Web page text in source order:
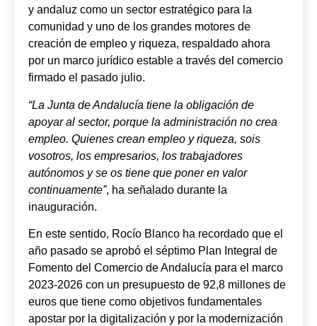
y andaluz como un sector estratégico para la
comunidad y uno de los grandes motores de
creación de empleo y riqueza, respaldado ahora
por un marco jurídico estable a través del comercio
firmado el pasado julio.
“La Junta de Andalucía tiene la obligación de
apoyar al sector, porque la administración no crea
empleo. Quienes crean empleo y riqueza, sois
vosotros, los empresarios, los trabajadores
autónomos y se os tiene que poner en valor
continuamente”, ha señalado durante la
inauguración.
En este sentido, Rocío Blanco ha recordado que el
año pasado se aprobó el séptimo Plan Integral de
Fomento del Comercio de Andalucía para el marco
2023-2026 con un presupuesto de 92,8 millones de
euros que tiene como objetivos fundamentales
apostar por la digitalización y por la modernización